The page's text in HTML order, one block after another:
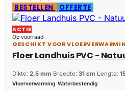
BESTELLEN OFFERTE
ACTIE
Op voorraad
GESCHIKT VOOR
Floer Landhuis PVC -
Dikte: 2,5 mm Breedte: 31 cm Lengte:
Vloerverwarming Waterbestendig